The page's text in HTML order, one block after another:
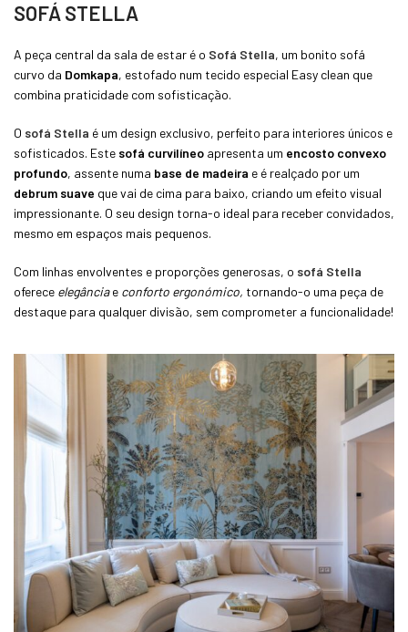
SOFÁ STELLA
A peça central da sala de estar é o Sofá Stella, um bonito sofá
curvo da Domkapa, estofado num tecido especial Easy clean que
combina praticidade com sofisticação.
O sofá Stella é um design exclusivo, perfeito para interiores únicos e
sofisticados. Este sofá curvilíneo apresenta um encosto convexo
profundo, assente numa base de madeira e é realçado por um
debrum suave que vai de cima para baixo, criando um efeito visual
impressionante. O seu design torna-o ideal para receber convidados,
mesmo em espaços mais pequenos.
Com linhas envolventes e proporções generosas, o sofá Stella
oferece elegânciae conforto ergonómico, tornando-o uma peça de
destaque para qualquer divisão, sem comprometer a funcionalidade!